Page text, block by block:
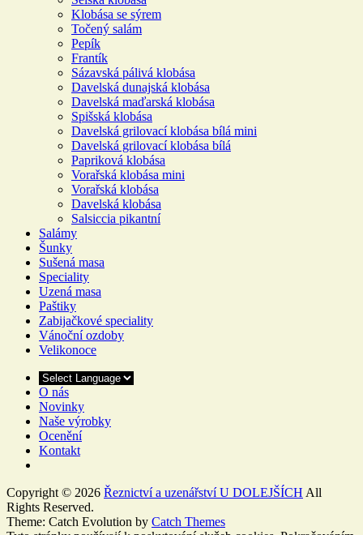
Klobása se sýrem
Točený salám
Pepík
Frantík
Sázavská pálivá klobása
Davelská dunajská klobása
Davelská maďarská klobása
Spišská klobása
Davelská grilovací klobása bílá mini
Davelská grilovací klobása bílá
Papriková klobása
Vorařská klobása mini
Vorařská klobása
Davelská klobása
Salsiccia pikantní
Salámy
Šunky
Sušená masa
Speciality
Uzená masa
Paštiky
Zabijačkové speciality
Vánoční ozdoby
Velikonoce
O nás
Novinky
Naše výrobky
Ocenění
Kontakt
Copyright © 2026 Řeznictví a uzenářství U DOLEJŠÍCH All
Rights Reserved.
Theme: Catch Evolution by Catch Themes